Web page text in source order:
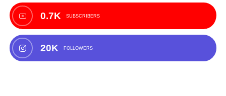
0.7K SUBSCRIBERS
20K FOLLOWERS